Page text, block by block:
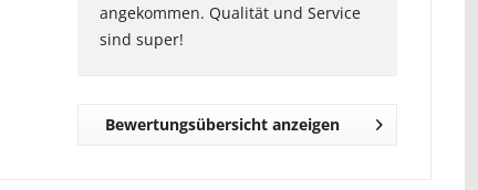
angekommen. Qualität und Service
sind super!
Bewertungsübersicht anzeigen